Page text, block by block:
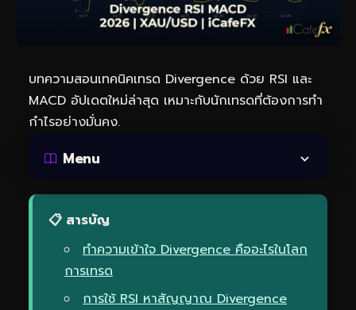
บทความสอนเทคนิคเทรด Divergence ด้วย RSI และ
MACD อัปเดตใหม่ล่าสุด เหมาะกับนักเทรดที่ต้องการทำ
กำไรอย่างมั่นคง.
Menu
📋 สารบัญ
ทำความเข้าใจ Divergence คืออะไรในโลก
การเทรด
การใช้ RSI หาสัญญาณ Divergence